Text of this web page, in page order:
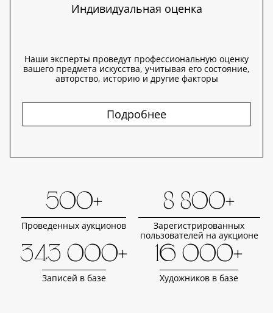
Индивидуальная оценка
Наши эксперты проведут профессиональную оценку
вашего предмета искусства, учитывая его состояние,
авторство, историю и другие факторы
Подробнее
500+
Проведенных аукционов
8 800+
Зарегистрированных
пользователей на аукционе
343 000+
Записей в базе
16 000+
Художников в базе